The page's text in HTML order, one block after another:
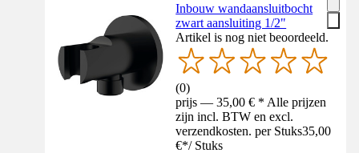
Inbouw wandaansluitbocht
zwart aansluiting 1/2"
Artikel is nog niet beoordeeld.
(0)
prijs — 35,00 € * Alle prijzen
zijn incl. BTW en excl.
verzendkosten. per Stuks35,00
€*/ Stuks